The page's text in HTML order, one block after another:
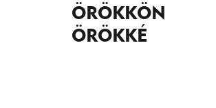
ÖRÖKKÖN
ÖRÖKKÉ